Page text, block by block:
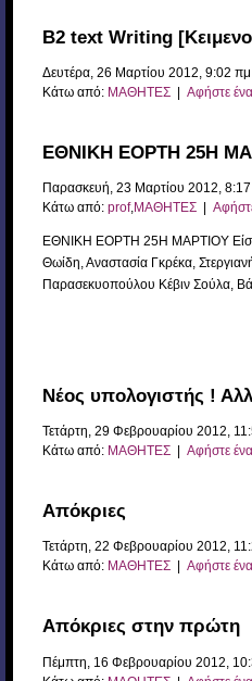
Β2 text Writing
Δευτέρα, 26 Μαρτίου 2012, 9:02 πμ
Κάτω από: ΜΑΘΗΤΕΣ |Αφήστε
ΕΘΝΙΚΗ ΕΟΡΤΗ 25Η
Παρασκευή, 23 Μαρτίου 2012,
Κάτω από:prof,ΜΑΘΗΤΕΣ |
­ΕΘΝΙΚΗ ΕΟΡΤΗ 25Η ΜΑΡΤΙΟΥ
Θωίδη, Αναστασία Γκρέκα,
Παρασεκυοπούλου Κέβιν Σούλα,
Νέος υπολογιστής !
Τετάρτη, 29 Φεβρουαρίου 2012,
Κάτω από: ΜΑΘΗΤΕΣ |Αφήστε
Απόκριες
Τετάρτη, 22 Φεβρουαρίου 2012,
Κάτω από: ΜΑΘΗΤΕΣ |Αφήστε
Aπόκριες στην πρώτη
Πέμπτη, 16 Φεβρουαρίου 2012,